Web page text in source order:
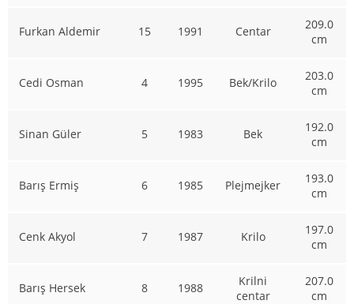
Furkan Aldemir 15 1991 Centar
209.0
cm
Cedi Osman 4 1995 Bek/Krilo
203.0
cm
Sinan Güler 5 1983 Bek
192.0
cm
Barış Ermiş 6 1985 Plejmejker
193.0
cm
Cenk Akyol 7 1987 Krilo
197.0
cm
Barış Hersek 8 1988
Krilni
centar
207.0
cm